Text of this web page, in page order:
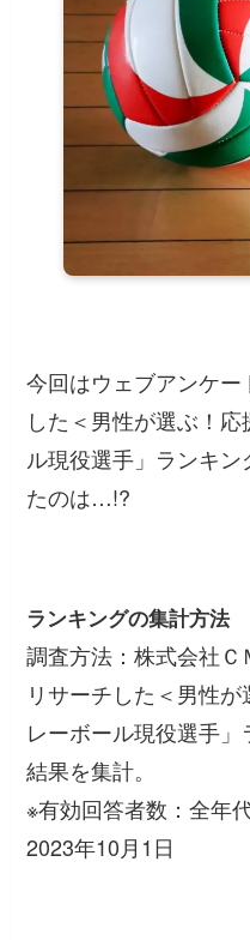
今回はウェブアンケ
した＜男性が選ぶ！
ル現役選手」ランキ
たのは…!?
ランキングの集計方法
調査方法：株式会社
リサーチした＜男性
レーボール現役選手
結果を集計。
※有効回答者数：全年
2023年10月1日